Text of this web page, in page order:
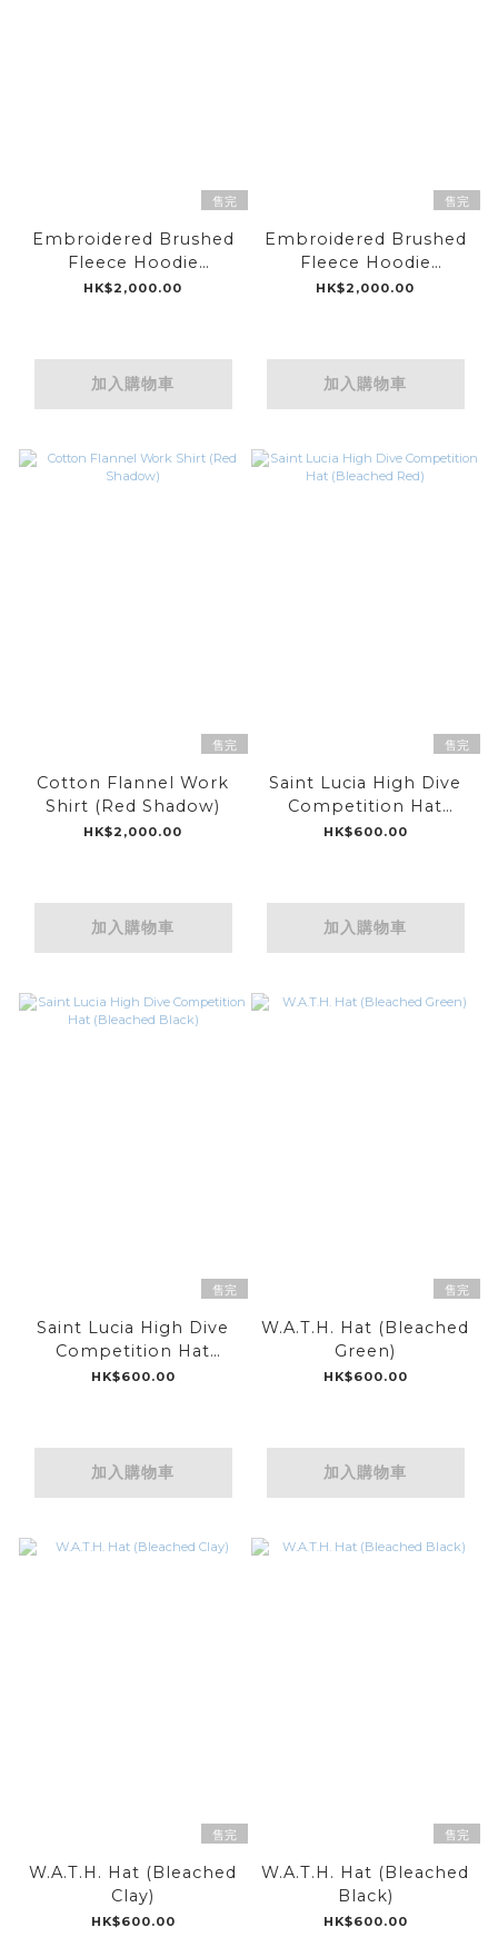
售完
Embroidered Brushed
Fleece Hoodie
(Vintage Heather Grey)
HK$2,000.00
加入購物車
售完
Embroidered Brushed
Fleece Hoodie
(Vintage Navy)
HK$2,000.00
加入購物車
售完
Cotton Flannel Work
Shirt (Red Shadow)
HK$2,000.00
加入購物車
售完
Saint Lucia High Dive
Competition Hat
(Bleached Red)
HK$600.00
加入購物車
售完
Saint Lucia High Dive
Competition Hat
(Bleached Black)
HK$600.00
加入購物車
售完
W.A.T.H. Hat (Bleached
Green)
HK$600.00
加入購物車
售完
W.A.T.H. Hat (Bleached
Clay)
HK$600.00
售完
W.A.T.H. Hat (Bleached
Black)
HK$600.00